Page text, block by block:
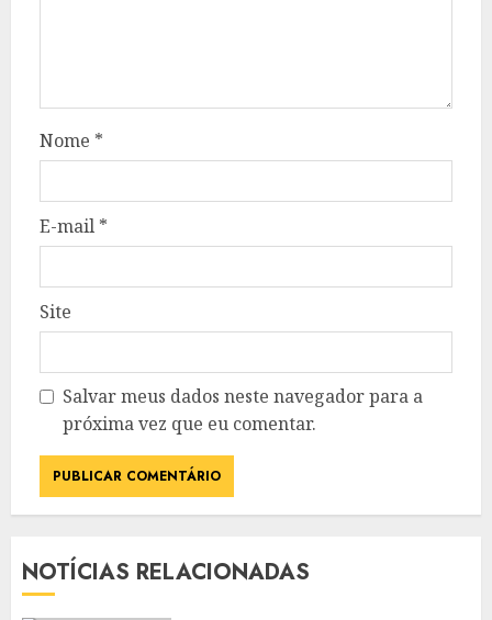
Nome *
E-mail *
Site
Salvar meus dados neste navegador para a
próxima vez que eu comentar.
NOTÍCIAS RELACIONADAS